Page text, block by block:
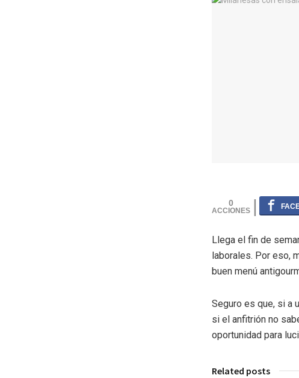
0
Llega el fin de
laborales. Por eso,
buen menú
Seguro es que, si a
si el anfitrión no
oportunidad para
Related posts